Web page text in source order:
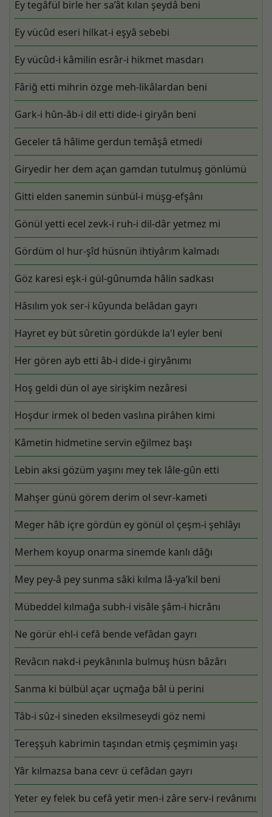
Ey tegâfül birle her sa’ât kılan şeydâ beni
Ey vücûd eseri hilkat-i eşyâ sebebi
Ey vücûd-i kâmilin esrâr-i hikmet masdarı
Fâriğ etti mihrin özge meh-likâlardan beni
Gark-i hûn-âb-i dil etti dide-i giryân beni
Geceler tâ hâlime gerdun temâşâ etmedi
Giryedir her dem açan gamdan tutulmuş gönlümü
Gitti elden sanemin sünbül-i müşg-efşânı
Gönül yetti ecel zevk-i ruh-i dil-dâr yetmez mi
Gördüm ol hur-şîd hüsnün ihtiyârım kalmadı
Göz karesi eşk-i gül-gûnumda hâlin sadkası
Hâsılım yok ser-i kûyunda belâdan gayrı
Hayret ey büt sûretin gördükde la'l eyler beni
Her gören ayb etti âb-i dide-i giryânımı
Hoş geldi dün ol aye sirişkim nezâresi
Hoşdur irmek ol beden vaslına pirâhen kimi
Kâmetin hidmetine servin eğilmez başı
Lebin aksi gözüm yaşını mey tek lâle-gûn etti
Mahşer günü görem derim ol sevr-kameti
Meger hâb içre gördün ey gönül ol çeşm-i şehlâyı
Merhem koyup onarma sinemde kanlı dâğı
Mey pey-â pey sunma sâki kılma lâ-ya’kil beni
Mübeddel kılmağa subh-i visâle şâm-i hicrânı
Ne görür ehl-i cefâ bende vefâdan gayrı
Revâcın nakd-i peykânınla bulmuş hüsn bâzârı
Sanma ki bülbül açar uçmağa bâl ü perini
Tâb-i sûz-i sineden eksilmeseydi göz nemi
Tereşşuh kabrimin taşından etmiş çeşmimin yaşı
Yâr kılmazsa bana cevr ü cefâdan gayrı
Yeter ey felek bu cefâ yetir men-i zâre serv-i revânımı